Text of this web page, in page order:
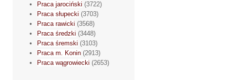
Praca jarociński (3722)
Praca słupecki (3703)
Praca rawicki (3568)
Praca średzki (3448)
Praca śremski (3103)
Praca m. Konin (2913)
Praca wągrowiecki (2653)